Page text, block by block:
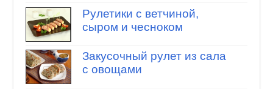
Рулетики с ветчиной,
сыром и чесноком
Закусочный рулет из сала
с овощами